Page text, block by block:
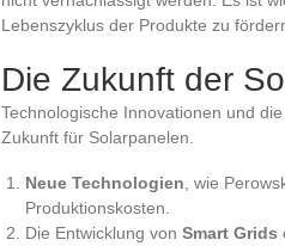
Lebenszyklus der Produkte zu
Die Zukunft der
Technologische Innovationen und
Zukunft für Solarpanelen.
Neue Technologien , wie
Produktionskosten.
Die Entwicklung von Smart Grids